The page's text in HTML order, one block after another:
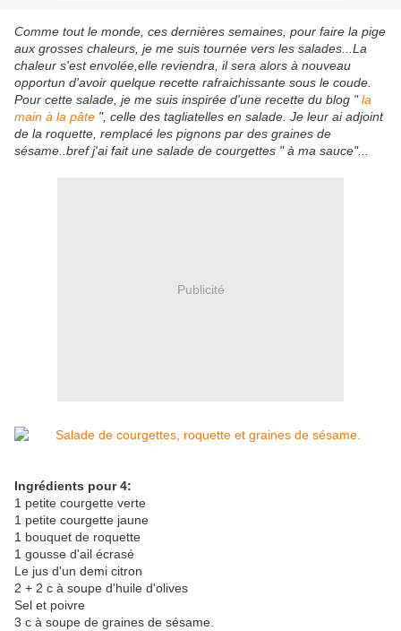
Comme tout le monde, ces dernières semaines, pour faire la pige
aux grosses chaleurs, je me suis tournée vers les salades...La
chaleur s'est envolée,elle reviendra, il sera alors à nouveau
opportun d'avoir quelque recette rafraichissante sous le coude.
Pour cette salade, je me suis inspirée d'une recette du blog "la
main à la pâte ", celle des tagliatelles en salade. Je leur ai adjoint
de la roquette, remplacé les pignons par des graines de
sésame..bref j'ai fait une salade de courgettes " à ma sauce"...
Publicité
Ingrédients pour 4:
1 petite courgette verte
1 petite courgette jaune
1 bouquet de roquette
1 gousse d'ail écrasé
Le jus d'un demi citron
2 + 2 c à soupe d'huile d'olives
Sel et poivre
3 c à soupe de graines de sésame.